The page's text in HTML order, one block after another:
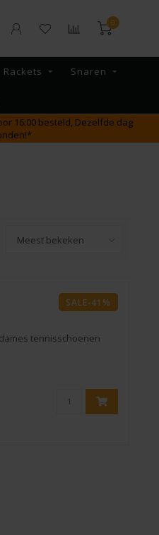
0
Rackets Snaren
16:00 besteld, Dezelfde dag
SALE-41%
tennisschoenen